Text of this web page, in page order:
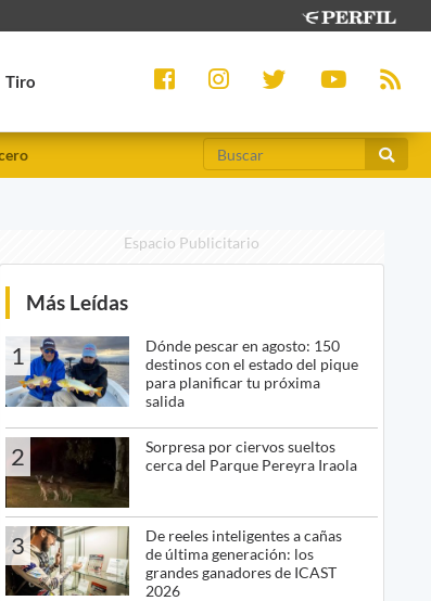
Tiro
Espacio Publicitario
Más Leídas
1
Dónde pescar en agosto: 150
destinos con el estado del pique
para planificar tu próxima
salida
2
Sorpresa por ciervos sueltos
cerca del Parque Pereyra Iraola
3
De reeles inteligentes a cañas
de última generación: los
grandes ganadores de ICAST
2026